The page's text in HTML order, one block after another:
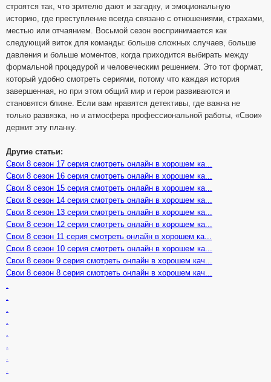
строятся так, что зрителю дают и загадку, и эмоциональную
историю, где преступление всегда связано с отношениями, страхами,
местью или отчаянием. Восьмой сезон воспринимается как
следующий виток для команды: больше сложных случаев, больше
давления и больше моментов, когда приходится выбирать между
формальной процедурой и человеческим решением. Это тот формат,
который удобно смотреть сериями, потому что каждая история
завершенная, но при этом общий мир и герои развиваются и
становятся ближе. Если вам нравятся детективы, где важна не
только развязка, но и атмосфера профессиональной работы, «Свои»
держит эту планку.
Другие статьи:
Свои 8 сезон 17 серия смотреть онлайн в хорошем ка...
Свои 8 сезон 16 серия смотреть онлайн в хорошем ка...
Свои 8 сезон 15 серия смотреть онлайн в хорошем ка...
Свои 8 сезон 14 серия смотреть онлайн в хорошем ка...
Свои 8 сезон 13 серия смотреть онлайн в хорошем ка...
Свои 8 сезон 12 серия смотреть онлайн в хорошем ка...
Свои 8 сезон 11 серия смотреть онлайн в хорошем ка...
Свои 8 сезон 10 серия смотреть онлайн в хорошем ка...
Свои 8 сезон 9 серия смотреть онлайн в хорошем кач...
Свои 8 сезон 8 серия смотреть онлайн в хорошем кач...
.
.
.
.
.
.
.
.